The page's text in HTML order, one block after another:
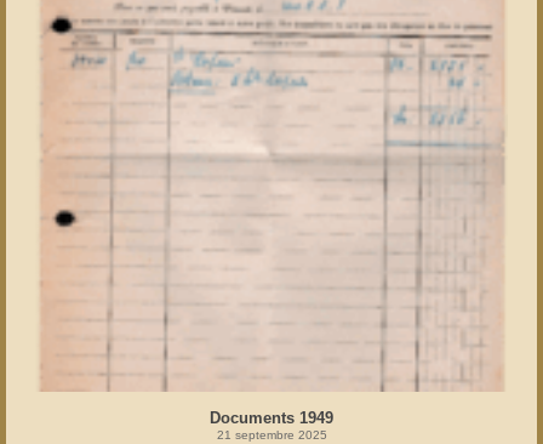
Documents 1949
21 septembre 2025